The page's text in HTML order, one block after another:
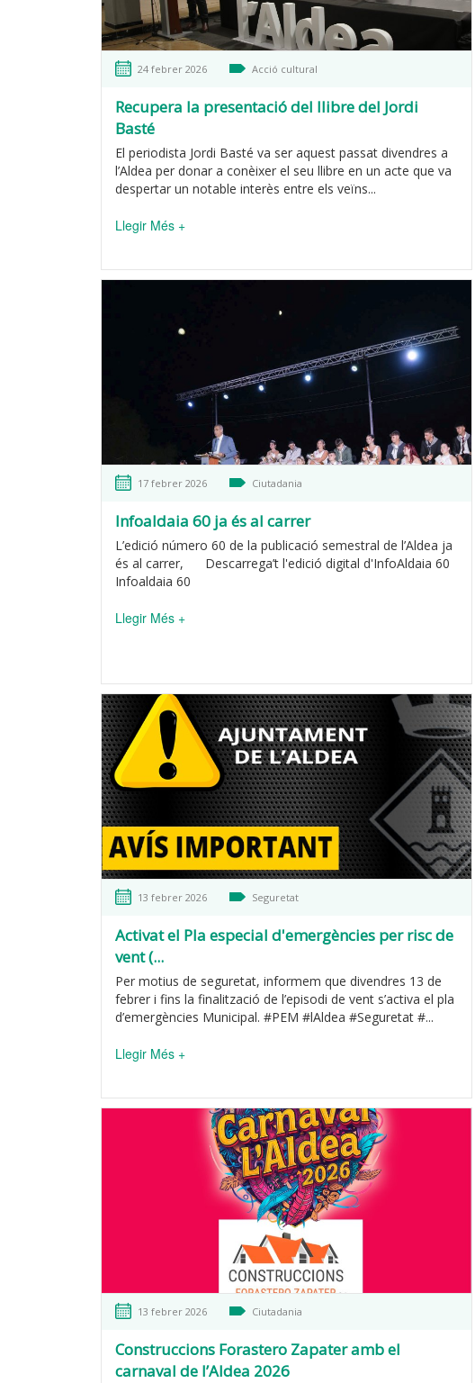
24 febrer 2026 Acció cultural
Recupera la presentació del llibre del Jordi
Basté
El periodista Jordi Basté va ser aquest passat divendres a
l’Aldea per donar a conèixer el seu llibre en un acte que va
despertar un notable interès entre els veïns...
Llegir Més +
17 febrer 2026 Ciutadania
Infoaldaia 60 ja és al carrer
L’edició número 60 de la publicació semestral de l’Aldea ja
és al carrer, Descarrega’t l'edició digital d'InfoAldaia 60
Infoaldaia 60
Llegir Més +
13 febrer 2026 Seguretat
Activat el Pla especial d'emergències per risc de
vent (...
Per motius de seguretat, informem que divendres 13 de
febrer i fins la finalització de l’episodi de vent s’activa el pla
d’emergències Municipal. #PEM #lAldea #Seguretat #...
Llegir Més +
13 febrer 2026 Ciutadania
Construccions Forastero Zapater amb el
carnaval de l’Aldea 2026